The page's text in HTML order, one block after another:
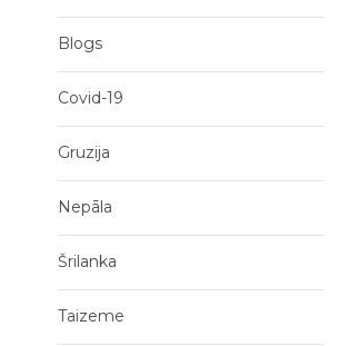
Blogs
Covid-19
Gruzija
Nepāla
Šrilanka
Taizeme